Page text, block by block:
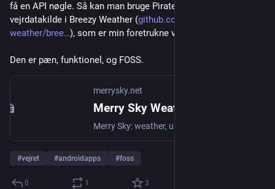
få en API nøgle. Så kan man bruge Pirate Weather API som
vejrdatakilde i Breezy Weather (github.com/breezy-
weather/bree ), som er min foretrukne vejrapp på Android.
Den er pæn, funktionel, og FOSS.
merrysky.net
Merry Sky Weather Forecast
#vejret #androidapps #foss
0 1 3